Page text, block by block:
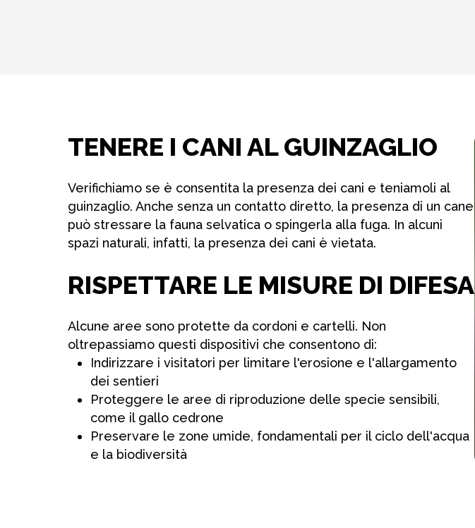
TENERE I CANI AL GUINZAGLIO
Verifichiamo se è consentita la presenza dei cani e teniamoli al
guinzaglio. Anche senza un contatto diretto, la presenza di un cane
può stressare la fauna selvatica o spingerla alla fuga. In alcuni
spazi naturali, infatti, la presenza dei cani è vietata.
RISPETTARE LE MISURE DI DIFESA
Alcune aree sono protette da cordoni e cartelli. Non
oltrepassiamo questi dispositivi che consentono di:
Indirizzare i visitatori per limitare l'erosione e l'allargamento
dei sentieri
Proteggere le aree di riproduzione delle specie sensibili,
come il gallo cedrone
Preservare le zone umide, fondamentali per il ciclo dell'acqua
e la biodiversità